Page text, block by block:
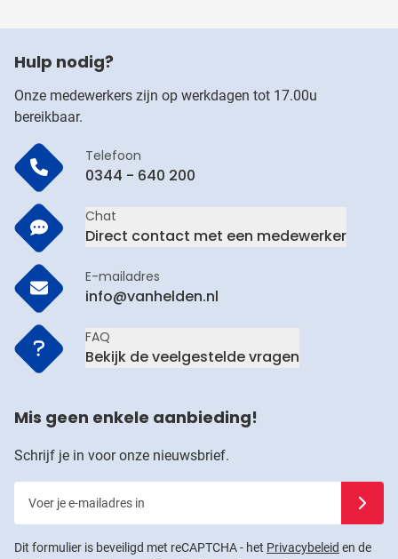
Hulp nodig?
Onze medewerkers zijn op werkdagen tot 17.00u
bereikbaar.
Telefoon
0344 - 640 200
Chat
Direct contact met een medewerker
E-mailadres
info@vanhelden.nl
FAQ
Bekijk de veelgestelde vragen
Mis geen enkele aanbieding!
Schrijf je in voor onze nieuwsbrief.
Dit formulier is beveiligd met reCAPTCHA - het Privacybeleid en de